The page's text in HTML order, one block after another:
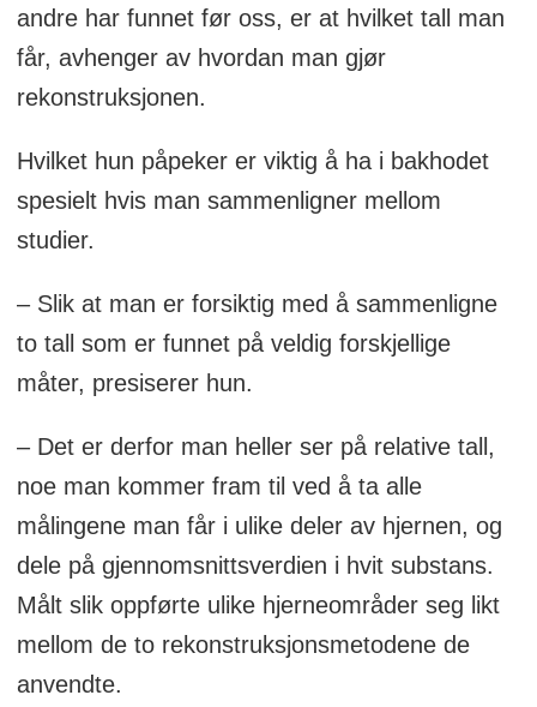
andre har funnet før oss, er at hvilket tall man
får, avhenger av hvordan man gjør
rekonstruksjonen.
Hvilket hun påpeker er viktig å ha i bakhodet
spesielt hvis man sammenligner mellom
studier.
– Slik at man er forsiktig med å sammenligne
to tall som er funnet på veldig forskjellige
måter, presiserer hun.
– Det er derfor man heller ser på relative tall,
noe man kommer fram til ved å ta alle
målingene man får i ulike deler av hjernen, og
dele på gjennomsnittsverdien i hvit substans.
Målt slik oppførte ulike hjerneområder seg likt
mellom de to rekonstruksjonsmetodene de
anvendte.